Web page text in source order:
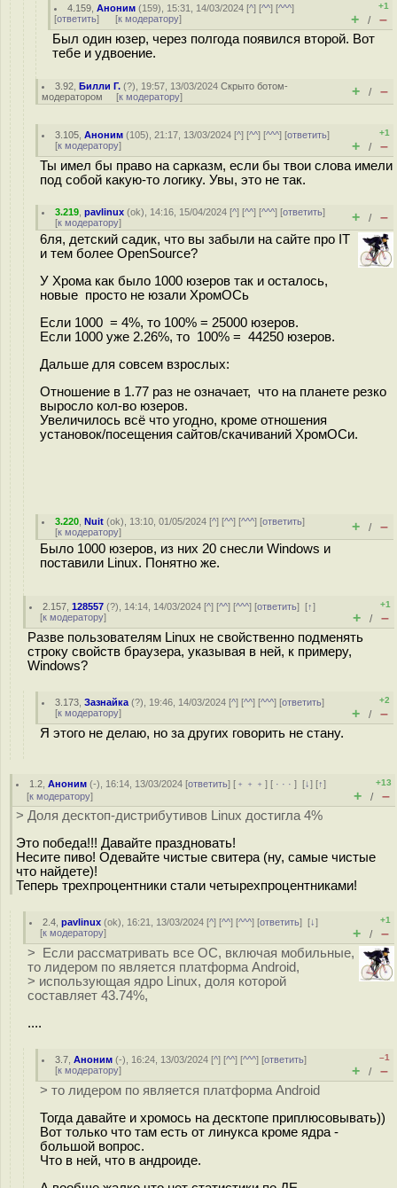
4.159 ,Аноним (159), 15:31, 14/03/2024 [^] [^^] [^^^]
[ответить] [к модератору]
+1
+ / –
Был один юзер, через полгода появился второй. Вот
тебе и удвоение.
3.92 ,Билли Г. (?), 19:57, 13/03/2024Скрыто ботом-
модератором [к модератору] + / –
3.105 ,Аноним (105), 21:17, 13/03/2024 [^] [^^] [^^^] [ответить]
[к модератору]
+1
+ / –
Ты имел бы право на сарказм, если бы твои слова имели
под собой какую-то логику. Увы, это не так.
3.219 ,pavlinux (ok), 14:16, 15/04/2024 [^] [^^] [^^^] [ответить]
[к модератору] + / –
6ля, детский садик, что вы забыли на сайте про IT
и тем более OpenSource?
У Хрома как было 1000 юзеров так и осталось,
новые просто не юзали ХромОСь
Если 1000 = 4%, то 100% = 25000 юзеров.
Если 1000 уже 2.26%, то 100% = 44250 юзеров.
Дальше для совсем взрослых:
Отношение в 1.77 раз не означает, что на планете резко
выросло кол-во юзеров.
Увеличилось всë что угодно, кроме отношения
установок/посещения сайтов/скачиваний ХромОСи.
3.220 ,Nuit (ok), 13:10, 01/05/2024 [^] [^^] [^^^] [ответить]
[к модератору] + / –
Было 1000 юзеров, из них 20 снесли Windows и
поставили Linux. Понятно же.
2.157 ,128557 (?), 14:14, 14/03/2024 [^] [^^] [^^^] [ответить][↑]
[к модератору]
+1
+ / –
Разве пользователям Linux не свойственно подменять
строку свойств браузера, указывая в ней, к примеру,
Windows?
3.173 ,Зазнайка (?), 19:46, 14/03/2024 [^] [^^] [^^^] [ответить]
[к модератору]
+2
+ / –
Я этого не делаю, но за других говорить не стану.
1.2 ,Аноним (-), 16:14, 13/03/2024 [ответить] [ ﹢﹢﹢] [ · · ·][↓] [↑]
[к модератору]
+13
+ / –
> Доля десктоп-дистрибутивов Linux достигла 4%
Это победа!!! Давайте праздновать!
Несите пиво! Одевайте чистые свитера (ну, самые чистые
что найдете)!
Теперь трехпроцентники стали четырехпроцентниками!
2.4 ,pavlinux (ok), 16:21, 13/03/2024 [^] [^^] [^^^] [ответить][↓]
[к модератору]
+1
+ / –
> Если рассматривать все ОС, включая мобильные,
то лидером по является платформа Android,
> использующая ядро Linux, доля которой
составляет 43.74%,
....
3.7 ,Аноним (-), 16:24, 13/03/2024 [^] [^^] [^^^] [ответить]
[к модератору]
–1
+ / –
> то лидером по является платформа Android
Тогда давайте и хромось на десктопе приплюсовывать))
Вот только что там есть от линукса кроме ядра -
большой вопрос.
Что в ней, что в андроиде.